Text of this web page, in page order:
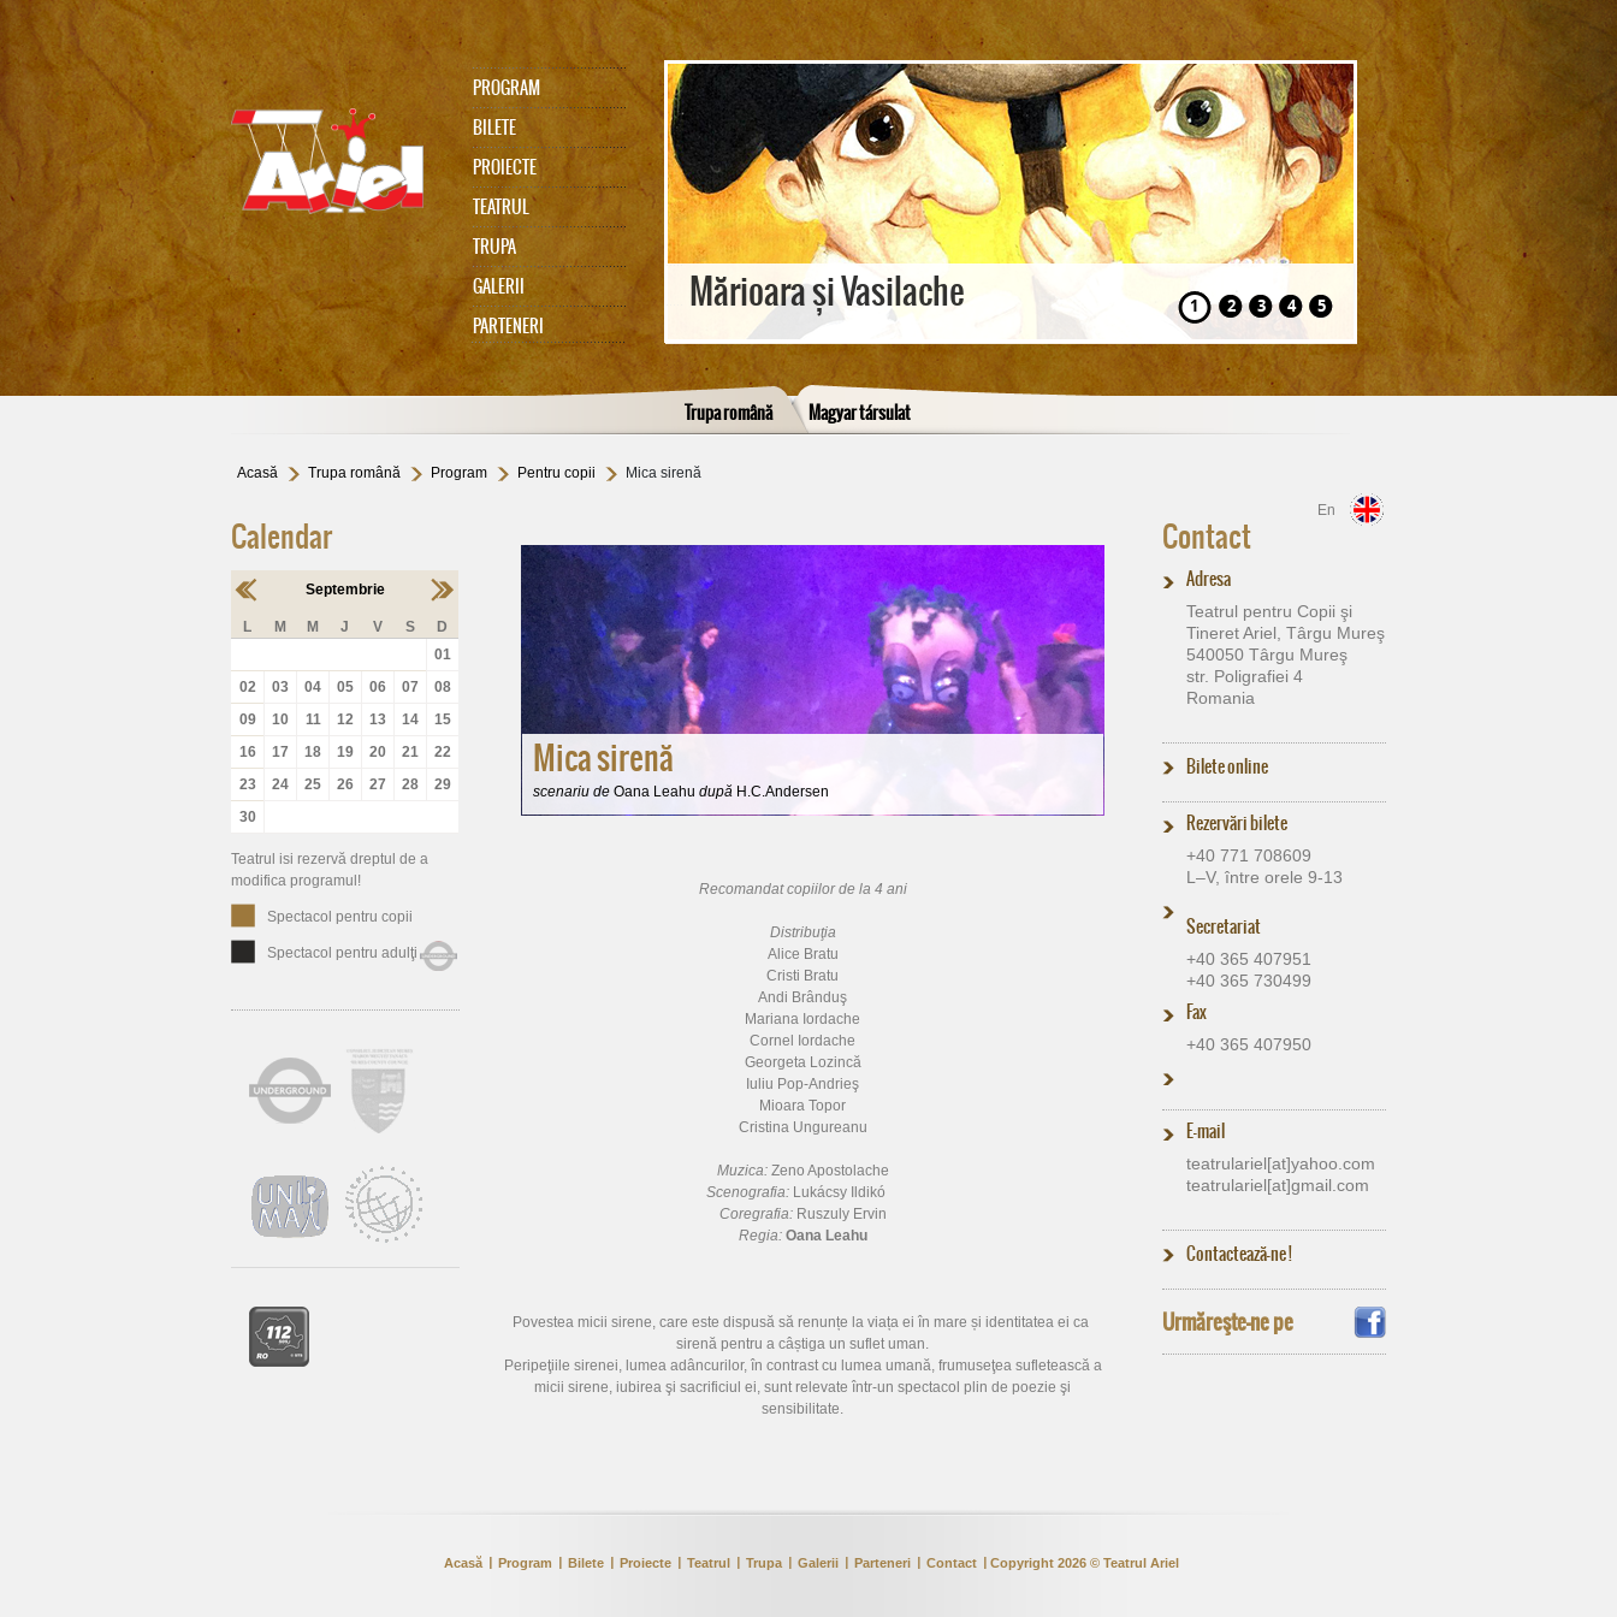
PROGRAM
BILETE
PROIECTE
TEATRUL
TRUPA
GALERII
PARTENERI
75
memoriam Gabi Cadariu
Mărioara și Vasilache Hansel și Gretel
1 2 3 4 5
Trupa română Magyar társulat
Acasă Trupa română Program Pentru copii Mica sirenă
En
Calendar
Septembrie
L M M J V S
D
01
02
03 04 05 06 07
08
09
10 11 12 13 14
15
16
17 18 19 20 21
22
23
24 25 26 27 28
29
30
Teatrul isi rezervă dreptul de a
modifica programul!
Spectacol pentru copii
Spectacol pentru adulţi
Mica sirenă
scenariu de Oana Leahu după H.C.Andersen
Recomandat copiilor de la 4 ani
Distribuţia
Alice Bratu
Cristi Bratu
Andi Brânduş
Mariana Iordache
Cornel Iordache
Georgeta Lozincă
Iuliu Pop-Andrieş
Mioara Topor
Cristina Ungureanu
Muzica: Zeno Apostolache
Scenografia: Lukácsy Ildikó
Coregrafia: Ruszuly Ervin
Regia: Oana Leahu
Povestea micii sirene, care este dispusă să renunțe la viața ei în mare și identitatea ei ca
sirenă pentru a câștiga un suflet uman.
Peripeţiile sirenei, lumea adâncurilor, în contrast cu lumea umană, frumuseţea sufletească a
micii sirene, iubirea şi sacrificiul ei, sunt relevate într-un spectacol plin de poezie şi
sensibilitate.
Contact
Adresa
Teatrul pentru Copii şi
Tineret Ariel, Târgu Mureş
540050 Târgu Mureş
str. Poligrafiei 4
Romania
Bilete online
Rezervări bilete
+40 771 708609
L–V, între orele 9-13
Secretariat
+40 365 407951
+40 365 730499
Fax
+40 365 407950
E-mail
teatrulariel[at]​yahoo.com
teatrulariel[at]​gmail.com
Contactează-ne !
Urmăreşte-ne pe
Acasă Program Bilete Proiecte Teatrul Trupa Galerii Parteneri Contact Copyright 2026 © Teatrul Ariel